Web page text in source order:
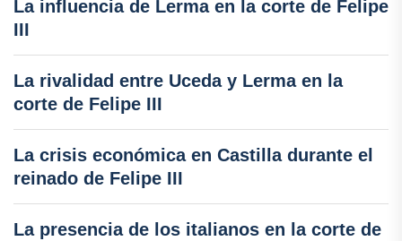
La influencia de Lerma en la corte de Felipe
III
La rivalidad entre Uceda y Lerma en la
corte de Felipe III
La crisis económica en Castilla durante el
reinado de Felipe III
La presencia de los italianos en la corte de